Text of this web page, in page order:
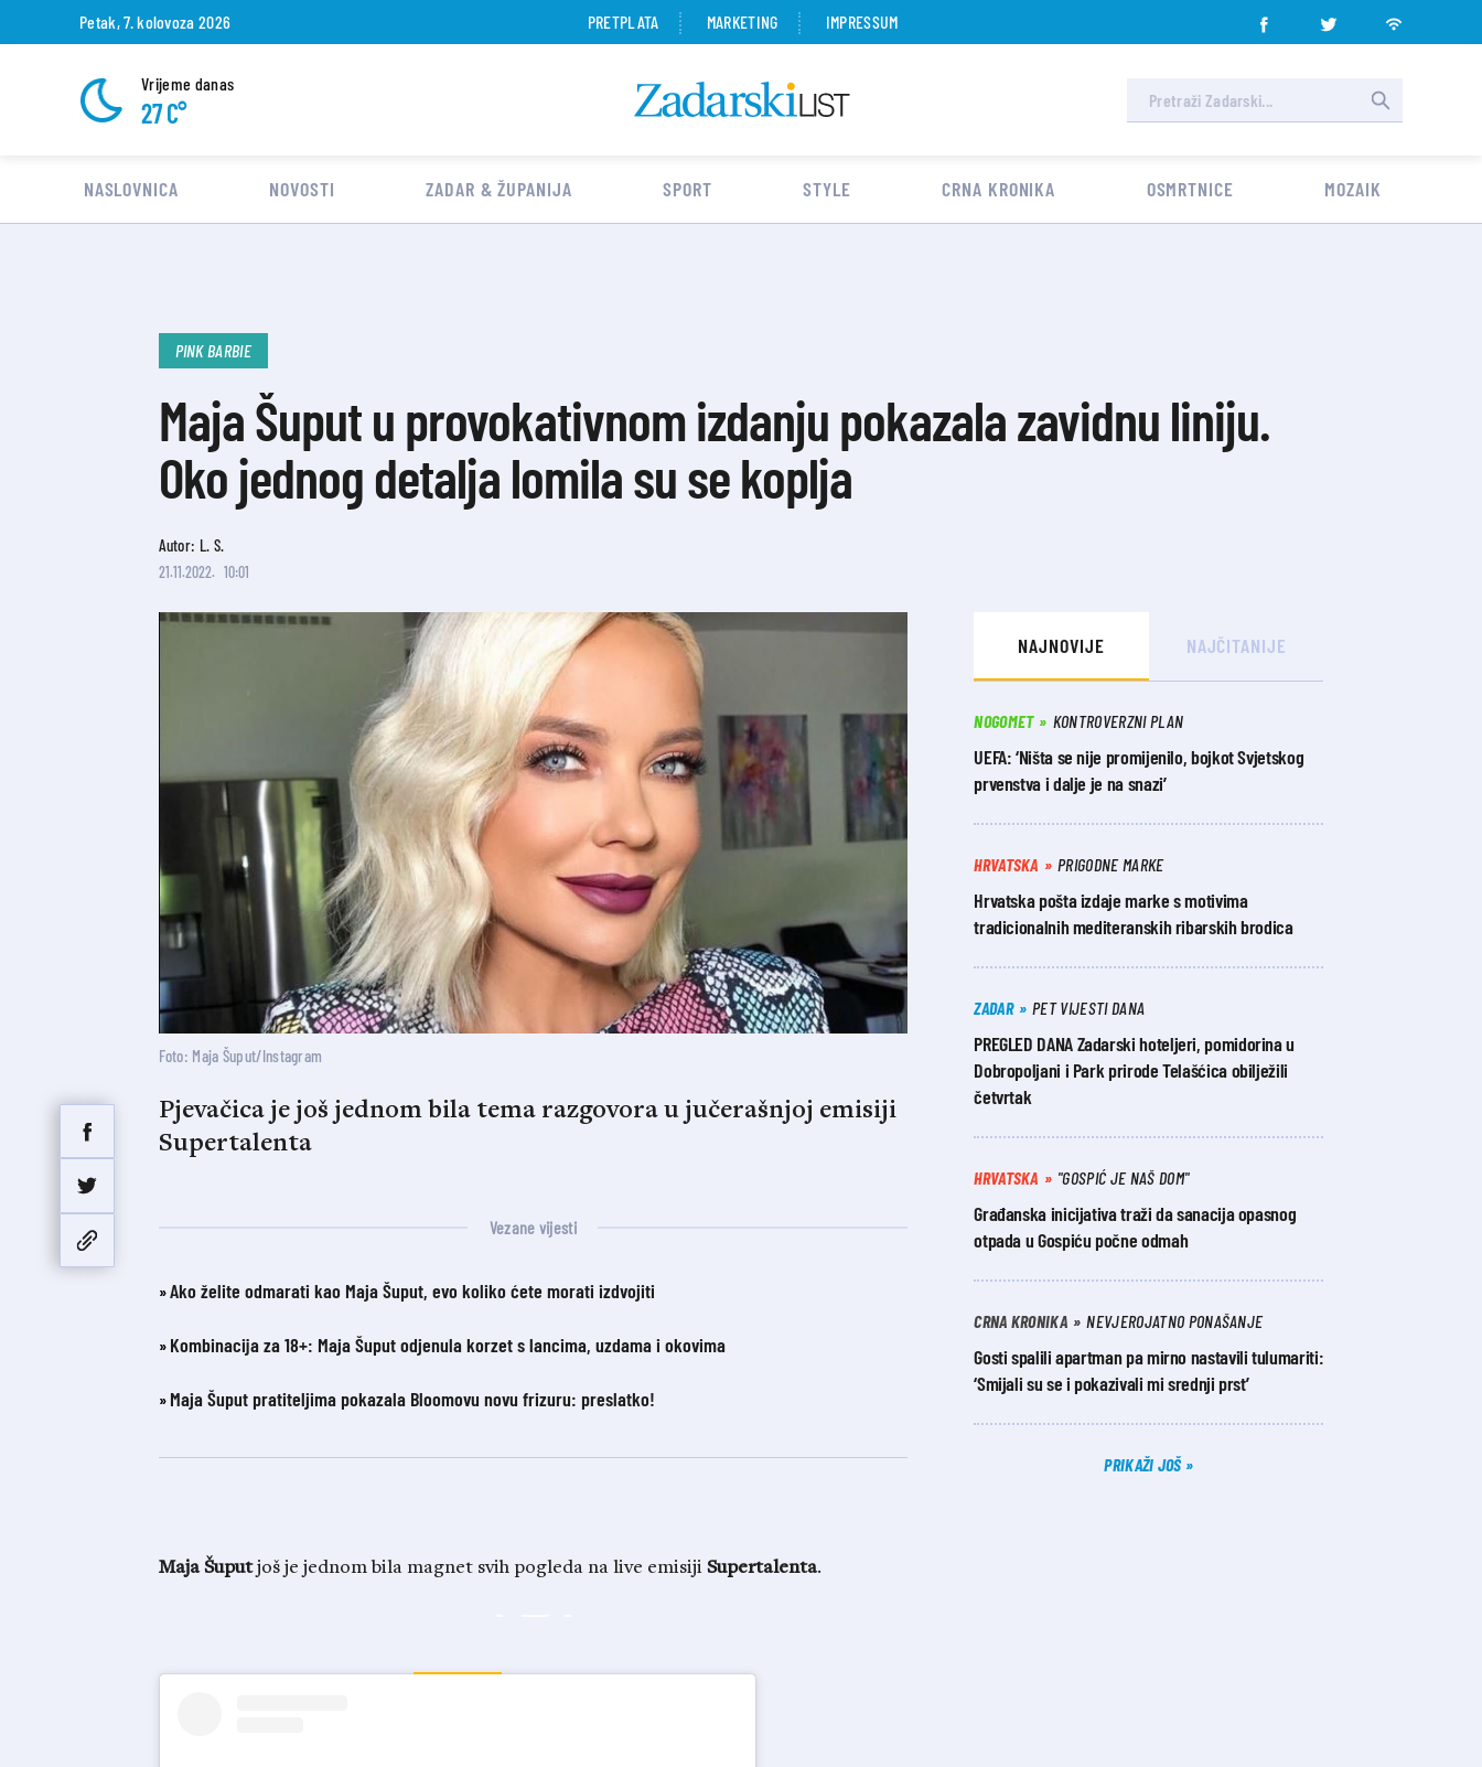
Petak, 7. kolovoza 2026 PRETPLATA MARKETING IMPRESSUM
Vrijeme danas
27 C°
NASLOVNICA NOVOSTI ZADAR & ŽUPANIJA SPORT STYLE CRNA KRONIKA OSMRTNICE MOZAIK
PINK BARBIE
Maja Šuput u provokativnom izdanju pokazala zavidnu liniju.
Oko jednog detalja lomila su se koplja
Autor: L. S.
21.11.2022. 10:01
Foto: Maja Šuput/Instagram
Pjevačica je još jednom bila tema razgovora u jučerašnjoj emisiji
Supertalenta
Vezane vijesti
Ako želite odmarati kao Maja Šuput, evo koliko ćete morati izdvojiti
Kombinacija za 18+: Maja Šuput odjenula korzet s lancima, uzdama i okovima
Maja Šuput pratiteljima pokazala Bloomovu novu frizuru: preslatko!
Maja Šuputjoš je jednom bila magnet svih pogleda na live emisiji Supertalenta.
NAJNOVIJE NAJČITANIJE
NOGOMET KONTROVERZNI PLAN
UEFA: ‘Ništa se nije promijenilo, bojkot Svjetskog
prvenstva i dalje je na snazi’
HRVATSKA PRIGODNE MARKE
Hrvatska pošta izdaje marke s motivima
tradicionalnih mediteranskih ribarskih brodica
ZADAR PET VIJESTI DANA
PREGLED DANA Zadarski hoteljeri, pomidorina u
Dobropoljani i Park prirode Telašćica obilježili
četvrtak
HRVATSKA "GOSPIĆ JE NAŠ DOM"
Građanska inicijativa traži da sanacija opasnog
otpada u Gospiću počne odmah
CRNA KRONIKA NEVJEROJATNO PONAŠANJE
Gosti spalili apartman pa mirno nastavili tulumariti:
‘Smijali su se i pokazivali mi srednji prst’
PRIKAŽI JOŠ